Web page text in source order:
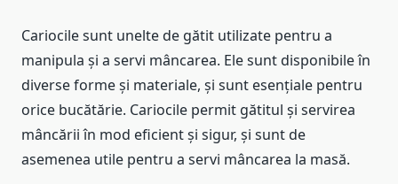
Cariocile sunt unelte de gătit utilizate pentru a
manipula și a servi mâncarea. Ele sunt disponibile în
diverse forme și materiale, și sunt esențiale pentru
orice bucătărie. Cariocile permit gătitul și servirea
mâncării în mod eficient și sigur, și sunt de
asemenea utile pentru a servi mâncarea la masă.